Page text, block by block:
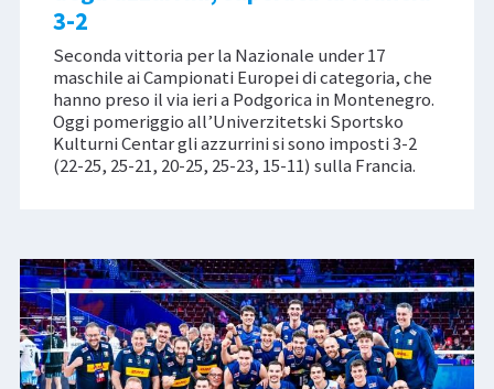
3-2
Seconda vittoria per la Nazionale under 17
maschile ai Campionati Europei di categoria, che
hanno preso il via ieri a Podgorica in Montenegro.
Oggi pomeriggio all’Univerzitetski Sportsko
Kulturni Centar gli azzurrini si sono imposti 3-2
(22-25, 25-21, 20-25, 25-23, 15-11) sulla Francia.